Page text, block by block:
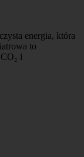
energia, która
to
i